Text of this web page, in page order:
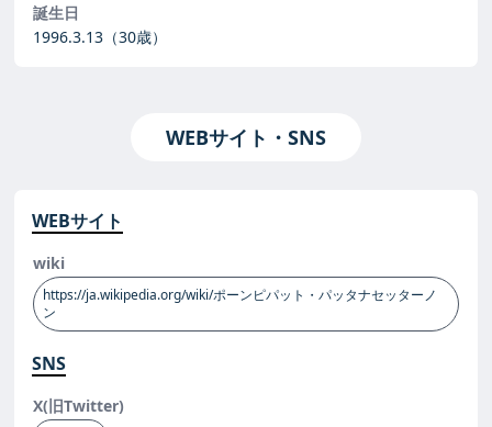
誕生日
1996.3.13 （30歳）
WEBサイト・SNS
WEBサイト
wiki
https://ja.wikipedia.org/wiki/ポーンピパット・パッタナセッターノ
ン
SNS
X(旧Twitter)